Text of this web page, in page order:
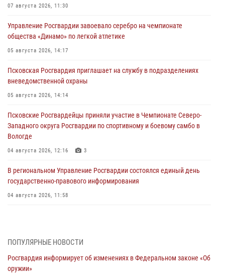
07 августа 2026, 11:30
Управление Росгвардии завоевало серебро на чемпионате
общества «Динамо» по легкой атлетике
05 августа 2026, 14:17
Псковская Росгвардия приглашает на службу в подразделениях
вневедомственной охраны
05 августа 2026, 14:14
Псковские Росгвардейцы приняли участие в Чемпионате Северо-
Западного округа Росгвардии по спортивному и боевому самбо в
Вологде
04 августа 2026, 12:16 3
В региональном Управление Росгвардии состоялся единый день
государственно-правового информирования
04 августа 2026, 11:58
03 августа 2026, 17:21
21 единицу оружия изъяли Псковские росгвардейцы за неделю
03 августа 2026, 14:10
ПОПУЛЯРНЫЕ НОВОСТИ
Росгвардия информирует об изменениях в Федеральном законе «Об
оружии»